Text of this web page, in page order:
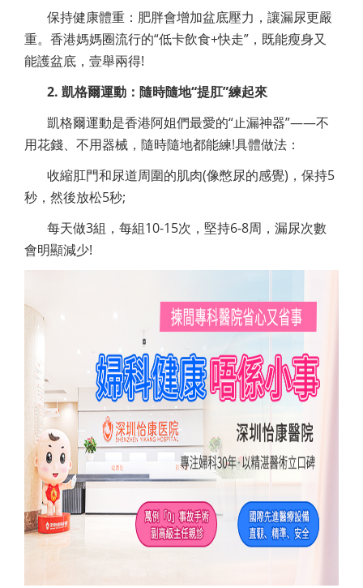
保持健康體重：肥胖會增加盆底壓力，讓漏尿更嚴
重。香港媽媽圈流行的“低卡飲食+快走”，既能瘦身又
能護盆底，壹舉兩得!
2. 凱格爾運動：隨時隨地“提肛”練起來
凱格爾運動是香港阿姐們最愛的“止漏神器”——不
用花錢、不用器械，隨時隨地都能練!具體做法：
收縮肛門和尿道周圍的肌肉(像憋尿的感覺)，保持5
秒，然後放松5秒;
每天做3組，每組10-15次，堅持6-8周，漏尿次數
會明顯減少!